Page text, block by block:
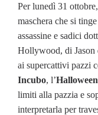
Per lunedì 31
maschera che si
assassine e sadici
Hollywood, di Jason
ai supercattivi pazzi
Incubo, l’
limiti alla pazzia e
interpretarla per